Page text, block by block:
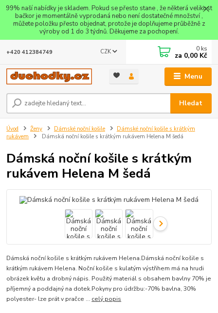
99% naší nabídky je skladem. Pokud se přesto stane , že některá velikost
bačkor je momentálně vyprodaná nebo není dostatečné množství ,
můžete položku přesto objednat, protože je doplňujeme průběžně z
výroby od 1 do 3 týdnů. Děkujeme za pochopení.
Menu
CZK
Hledat
+420 412384749 0 ks
za 0,00 Kč
Úvod Ženy Dámské noční košile
Dámské noční košile s krátkým
rukávem
Dámská noční košile s krátkým rukávem Helena M šedá
Dámská noční košile s krátkým
rukávem Helena M šedá
Dámská noční košile s krátkým rukávem Helena.Dámská noční košile s
krátkým rukávem Helena. Noční košile s kulatým výstřihem má na hrudi
obrázek květu a drobný nápis. Použitý materiál s obsahem bavlny 70% je
příjemný a poddajný na dotek.Pokyny pro údržbu:-70% bavlna, 30%
polyester- lze prát v pračce ... celý popis